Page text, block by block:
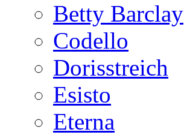
Betty Barclay
Codello
Dorisstreich
Esisto
Eterna